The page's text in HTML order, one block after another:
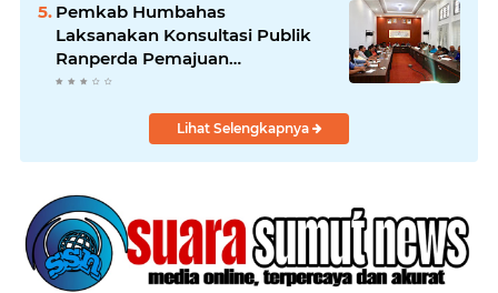
Pemkab Humbahas
Laksanakan Konsultasi Publik
Ranperda Pemajuan
Kebudayaan Daerah
Lihat Selengkapnya